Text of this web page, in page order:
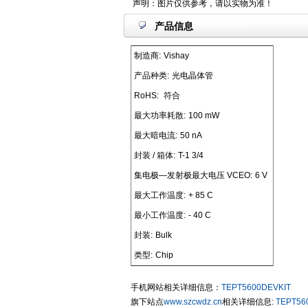
声明：图片仅供参考，请以实物为准！
产品信息
制造商: Vishay
产品种类: 光电晶体管
RoHS: 符合
最大功率耗散: 100 mW
最大暗电流: 50 nA
封装 / 箱体: T-1 3/4
集电极—发射极最大电压 VCEO: 6 V
最大工作温度: + 85 C
最小工作温度: - 40 C
封装: Bulk
类型: Chip
手机网站相关详细信息： TEPT5600DEVKIT
旗下站点www.szcwdz.cn相关详细信息: